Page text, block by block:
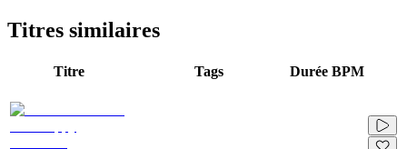
Titres similaires
Titre Tags Durée BPM